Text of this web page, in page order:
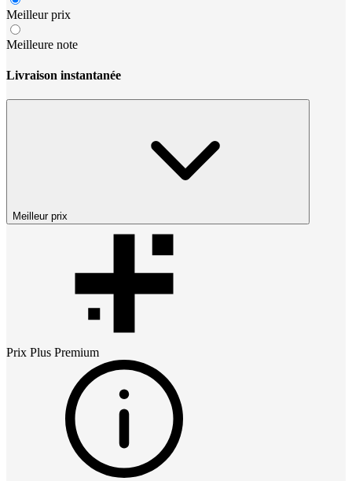
Meilleur prix
Meilleure note
Livraison instantanée
Meilleur prix
Prix Plus Premium